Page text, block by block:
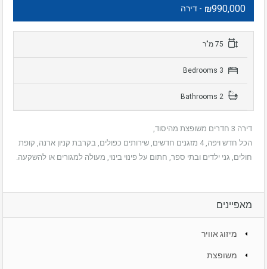
₪990,000 - דירה
דירה 3 חדרים משופצת מהיסוד,
הכל חדש ויפה, 4 מזגנים חדשים, שירותים כפולים, בקרבת קניון ארנה, קופת
חולים, גני ילדים ובתי ספר, חתום על פינוי בינוי, מעולה למגורים או להשקעה.
מאפיינים
מיזוג אוויר
משופצת